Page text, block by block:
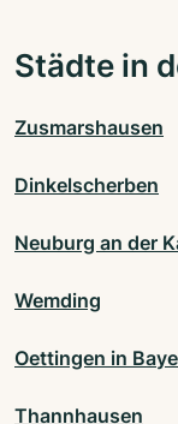
Städte in
Zusmarshausen
Dinkelscherben
Neuburg an der
Wemding
Oettingen in
Thannhausen